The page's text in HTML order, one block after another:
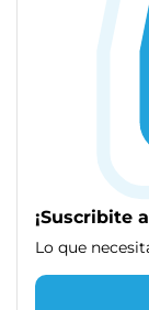
¡Suscribite
Lo que